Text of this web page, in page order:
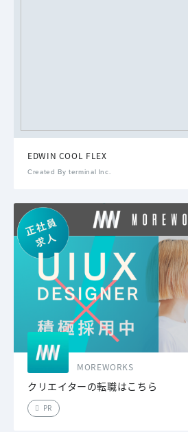
EDWIN COOL FLEX
Created By terminal Inc.
MOREWORKS
クリエイターの転職はこちら
PR